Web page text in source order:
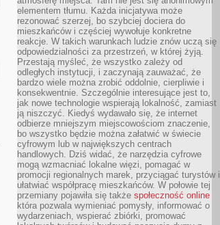
elementem tłumu. Każda inicjatywa może
rezonować szerzej, bo szybciej dociera do
mieszkańców i częściej wywołuje konkretne
reakcje. W takich warunkach ludzie znów uczą się
odpowiedzialności za przestrzeń, w której żyją.
Przestają myśleć, że wszystko zależy od
odległych instytucji, i zaczynają zauważać, że
bardzo wiele można zrobić oddolnie, cierpliwie i
konsekwentnie. Szczególnie interesujące jest to,
jak nowe technologie wspierają lokalność, zamiast
ją niszczyć. Kiedyś wydawało się, że internet
odbierze mniejszym miejscowościom znaczenie,
bo wszystko będzie można załatwić w świecie
cyfrowym lub w największych centrach
handlowych. Dziś widać, że narzędzia cyfrowe
mogą wzmacniać lokalne więzi, pomagać w
promocji regionalnych marek, przyciągać turystów i
ułatwiać współpracę mieszkańców. W połowie tej
przemiany pojawiła się także społeczność online
która pozwala wymieniać pomysły, informować o
wydarzeniach, wspierać zbiórki, promować